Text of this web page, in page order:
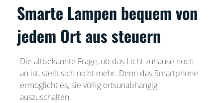
Smarte Lampen bequem von
jedem Ort aus steuern
Die altbekannte Frage, ob das Licht zuhause noch
an ist, stellt sich nicht mehr. Denn das Smartphone
ermöglicht es, sie völlig ortsunabhängig
auszuschalten.